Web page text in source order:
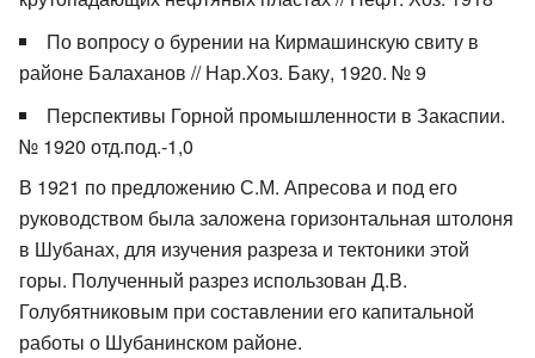
По вопросу о бурении на Кирмашинскую свиту в
районе Балаханов // Нар.Хоз. Баку, 1920. № 9
Перспективы Горной промышленности в Закаспии.
№ 1920 отд.под.-1,0
В 1921 по предложению С.М. Апресова и под его
руководством была заложена горизонтальная штолоня
в Шубанах, для изучения разреза и тектоники этой
горы. Полученный разрез использован Д.В.
Голубятниковым при составлении его капитальной
работы о Шубанинском районе.